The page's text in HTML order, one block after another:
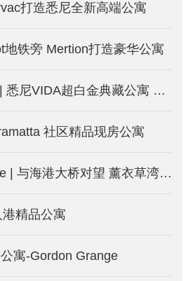
打造悉尼全新高端公寓
地铁旁 Mertion打造豪华公寓
Meriton 倾情巨献 | 悉尼VIDA超白金典藏公寓 打开生活新模式
社区精品现房公寓
Lavender Bay Blue | 与海港大桥对望 薰衣草湾的“蓝”漫豪宅
精品公寓
寓-Gordon Grange